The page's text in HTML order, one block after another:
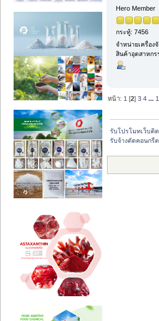
Hero Member
กระทู้: 7456
จำหน่ายเครื่อง
สินค้าอุตสาหกร
หน้า: 1 [2]3 4 ...
รับโปรโมทเว็บติ
รับจ้างตัดคอนกรี